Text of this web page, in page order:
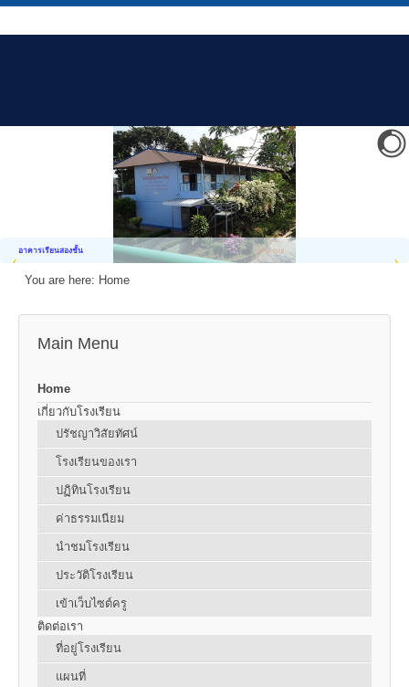
อาคารเรียนสองชั้น
You are here: Home
Main Menu
Home
เกี่ยวกับโรงเรียน
ปรัชญาวิสัยทัศน์
โรงเรียนของเรา
ปฏิทินโรงเรียน
ค่าธรรมเนียม
นำชมโรงเรียน
ประวัติโรงเรียน
เข้าเว็บไซต์ครู
ติดต่อเรา
ที่อยู่โรงเรียน
แผนที่